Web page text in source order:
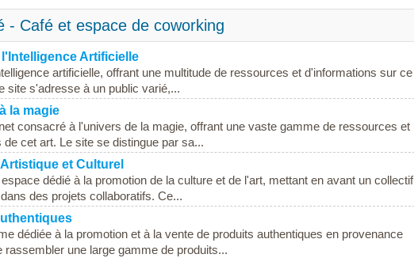
- Café et espace de coworking
Artificielle
artificielle, offrant une multitude de ressources et d'informations sur ce
site s'adresse à un public varié,...
la magie
consacré à l'univers de la magie, offrant une vaste gamme de ressources et
cet art. Le site se distingue par sa...
et Culturel
dédié à la promotion de la culture et de l'art, mettant en avant un collectif
des projets collaboratifs. Ce...
dédiée à la promotion et à la vente de produits authentiques en provenance
rassembler une large gamme de produits...